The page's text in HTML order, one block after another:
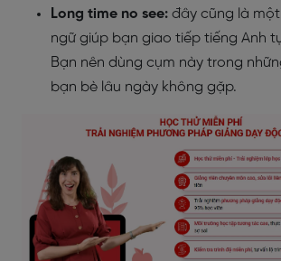
Long time no see: đây cũng là
ngữ giúp bạn giao tiếp tiếng Anh
Bạn nên dùng cụm này trong
bạn bè lâu ngày không gặp.